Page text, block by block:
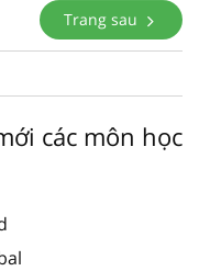
Trang sau
các môn học